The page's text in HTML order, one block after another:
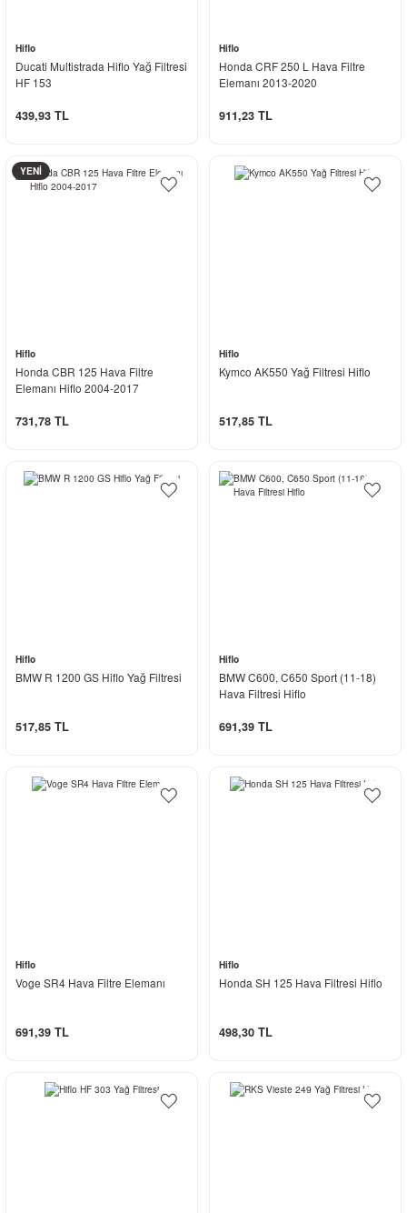
Hiflo
Ducati Multistrada Hiflo Yağ Filtresi
HF 153
439,93 TL
Hiflo
Honda CRF 250 L Hava Filtre
Elemanı 2013-2020
911,23 TL
YENİ
Hiflo
Honda CBR 125 Hava Filtre
Elemanı Hiflo 2004-2017
731,78 TL
Hiflo
Kymco AK550 Yağ Filtresi Hiflo
517,85 TL
Hiflo
BMW R 1200 GS Hiflo Yağ Filtresi
517,85 TL
Hiflo
BMW C600, C650 Sport (11-18)
Hava Filtresi Hiflo
691,39 TL
Hiflo
Voge SR4 Hava Filtre Elemanı
691,39 TL
Hiflo
Honda SH 125 Hava Filtresi Hiflo
498,30 TL